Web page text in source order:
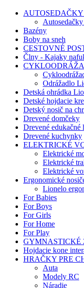
AUTOSEDAČKY
Bazény
Boby na sneh
CESTOVNÉ
Člny - Kajaky
Odrážadlo
Detská ohrádka
Detské hojdacie
Detský nosič na
Drevené domčeky
Drevené edukačné
Drevené kuchynky
ELEKTRICKÉ
Elektrické
Elektrické
Elektrické
Ergonomické
Lionelo
For Babies
For Boys
For Girls
For Home
For Play
GYMNASTICKÉ
Hojdacie kone
HRAČKY PRE
Auta
Modely RC
Náradie